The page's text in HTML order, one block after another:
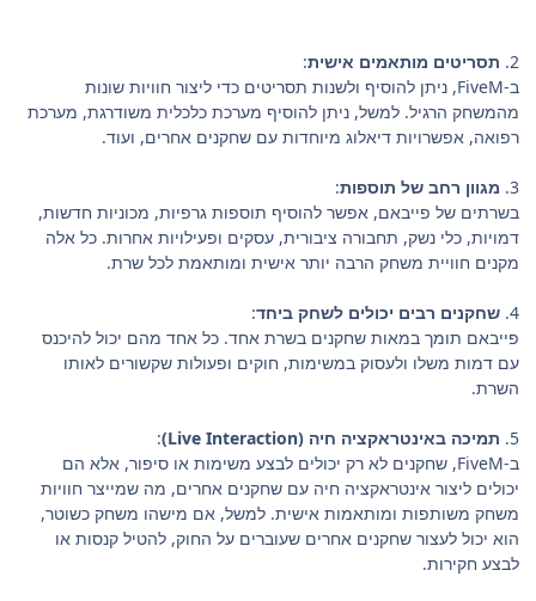
2. תסריטים מותאמים אישית:
ב-FiveM, ניתן להוסיף ולשנות תסריטים כדי ליצור חוויות שונות
מהמשחק הרגיל. למשל, ניתן להוסיף מערכת כלכלית משודרגת, מערכת
רפואה, אפשרויות דיאלוג מיוחדות עם שחקנים אחרים, ועוד.
3. מגוון רחב של תוספות:
בשרתים של פייבאם, אפשר להוסיף תוספות גרפיות, מכוניות חדשות,
דמויות, כלי נשק, תחבורה ציבורית, עסקים ופעילויות אחרות. כל אלה
מקנים חוויית משחק הרבה יותר אישית ומותאמת לכל שרת.
4. שחקנים רבים יכולים לשחק ביחד:
פייבאם תומך במאות שחקנים בשרת אחד. כל אחד מהם יכול להיכנס
עם דמות משלו ולעסוק במשימות, חוקים ופעולות שקשורים לאותו
השרת.
5. תמיכה באינטראקציה חיה (Live Interaction)
:
ב-FiveM, שחקנים לא רק יכולים לבצע משימות או סיפור, אלא הם
יכולים ליצור אינטראקציה חיה עם שחקנים אחרים, מה שמייצר חוויות
משחק משותפות ומותאמות אישית. למשל, אם מישהו משחק כשוטר,
הוא יכול לעצור שחקנים אחרים שעוברים על החוק, להטיל קנסות או
לבצע חקירות.